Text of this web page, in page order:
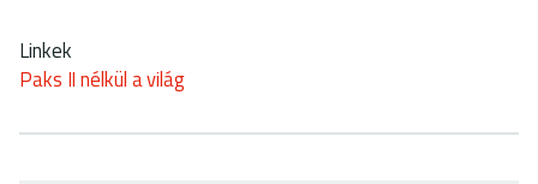
Linkek
Paks II nélkül a világ